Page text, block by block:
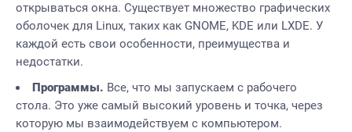
открываться окна. Существует множество графических
оболочек для Linux, таких как GNOME, KDE или LXDE. У
каждой есть свои особенности, преимущества и
недостатки.
Программы. Все, что мы запускаем с рабочего
стола. Это уже самый высокий уровень и точка, через
которую мы взаимодействуем с компьютером.